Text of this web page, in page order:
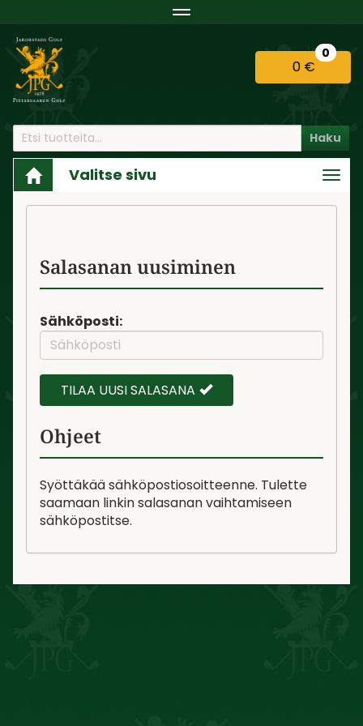
Navigaatio
0 €
0
Haku
Valitse sivu
Salasanan uusiminen
Sähköposti:
TILAA UUSI SALASANA
Ohjeet
Syöttäkää sähköpostiosoitteenne. Tulette
saamaan linkin salasanan vaihtamiseen
sähköpostitse.